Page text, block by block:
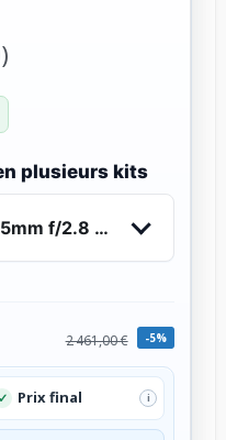
plusieurs kits
f/2.8 GM - Appareil
2 461,00 € -5%
✓ Prix final i